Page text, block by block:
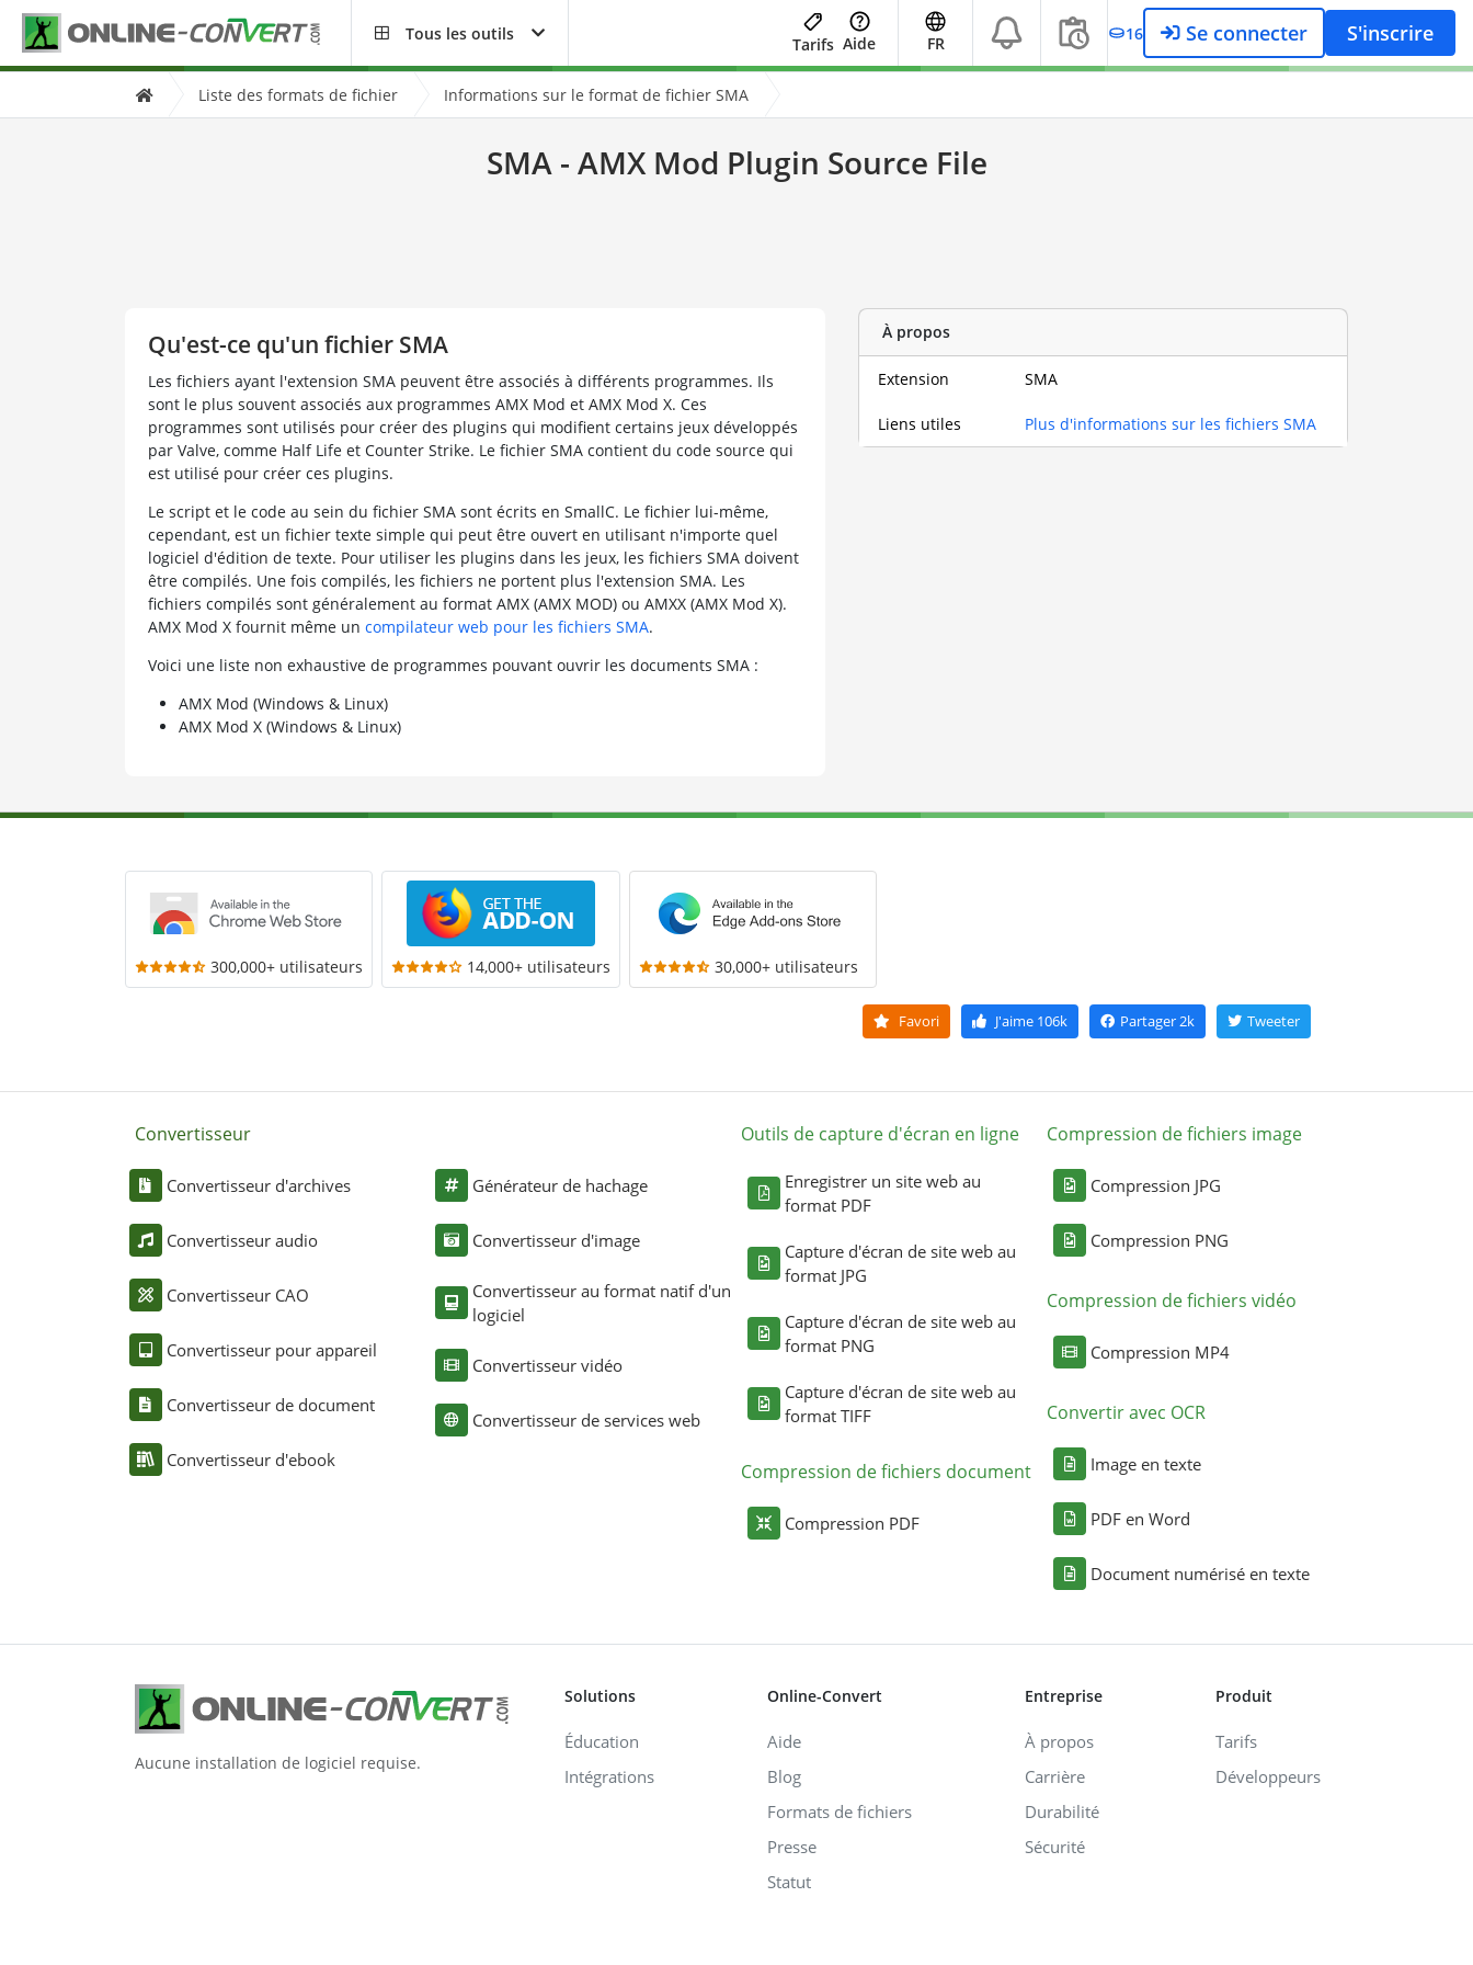
Tous les outils
Tarifs Aide FR 16 Se connecter S'inscrire
Liste des formats de fichier Informations sur le format de fichier SMA
SMA - AMX Mod Plugin Source File
Qu'est-ce qu'un fichier SMA
Les fichiers ayant l'extension SMA peuvent être associés à différents programmes. Ils
sont le plus souvent associés aux programmes AMX Mod et AMX Mod X. Ces
programmes sont utilisés pour créer des plugins qui modifient certains jeux développés
par Valve, comme Half Life et Counter Strike. Le fichier SMA contient du code source qui
est utilisé pour créer ces plugins.
Le script et le code au sein du fichier SMA sont écrits en SmallC. Le fichier lui-même,
cependant, est un fichier texte simple qui peut être ouvert en utilisant n'importe quel
logiciel d'édition de texte. Pour utiliser les plugins dans les jeux, les fichiers SMA doivent
être compilés. Une fois compilés, les fichiers ne portent plus l'extension SMA. Les
fichiers compilés sont généralement au format AMX (AMX MOD) ou AMXX (AMX Mod X).
AMX Mod X fournit même un compilateur web pour les fichiers SMA.
Voici une liste non exhaustive de programmes pouvant ouvrir les documents SMA :
AMX Mod (Windows & Linux)
AMX Mod X (Windows & Linux)
À propos
Extension SMA
Liens utiles Plus d'informations sur les fichiers SMA
300,000+ utilisateurs 14,000+ utilisateurs 30,000+ utilisateurs
Favori J'aime106k Partager 2k Tweeter
Convertisseur
Convertisseur d'archives
Convertisseur audio
Convertisseur CAO
Convertisseur pour appareil
Convertisseur de document
Convertisseur d'ebook
Générateur de hachage
Convertisseur d'image
Convertisseur au format natif d'un
logiciel
Convertisseur vidéo
Convertisseur de services web
Outils de capture d'écran en ligne
Enregistrer un site web au
format PDF
Capture d'écran de site web au
format JPG
Capture d'écran de site web au
format PNG
Capture d'écran de site web au
format TIFF
Compression de fichiers document
Compression PDF
Compression de fichiers image
Compression JPG
Compression PNG
Compression de fichiers vidéo
Compression MP4
Convertir avec OCR
Image en texte
PDF en Word
Document numérisé en texte
Aucune installation de logiciel requise.
Solutions
Éducation
Intégrations
Online-Convert
Aide
Blog
Formats de fichiers
Presse
Statut
Entreprise
À propos
Carrière
Durabilité
Sécurité
Produit
Tarifs
Développeurs